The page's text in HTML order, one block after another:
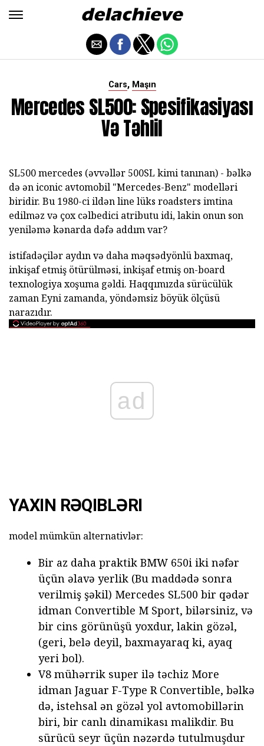
Cars, Maşın
Mercedes SL500: Spesifikasiyası
Və Təhlil
SL500 mercedes (əvvəllər 500SL kimi tanınan) - bəlkə
də ən iconic avtomobil "Mercedes-Benz" modelləri
biridir. Bu 1980-ci ildən line lüks roadsters imtina
edilməz və çox cəlbedici atributu idi, lakin onun son
yeniləmə kənarda dəfə addım var?
istifadəçilər aydın və daha məqsədyönlü baxmaq,
inkişaf etmiş ötürülməsi, inkişaf etmiş on-board
texnologiya xoşuma gəldi. Haqqımızda sürücülük
zaman Eyni zamanda, yöndəmsiz böyük ölçüsü
narazıdır.
ad
YAXIN RƏQIBLƏRI
model mümkün alternativlər:
Bir az daha praktik BMW 650i iki nəfər
üçün əlavə yerlik (Bu maddədə sonra
verilmiş şəkil) Mercedes SL500 bir qədər
idman Convertible M Sport, bilərsiniz, və
bir cins görünüşü yoxdur, lakin gözəl,
(geri, belə deyil, baxmayaraq ki, ayaq
yeri bol).
V8 mühərrik super ilə təchiz More
idman Jaguar F-Type R Convertible, bəlkə
də, istehsal ən gözəl yol avtomobillərin
biri, bir canlı dinamikası malikdir. Bu
sürücü seyr üçün nəzərdə tutulmuşdur